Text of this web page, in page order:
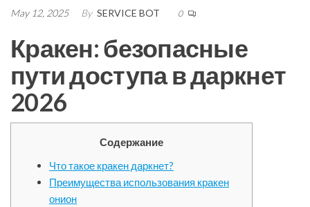
May 12, 2025 By SERVICE BOT 0
Кракен: безопасные
пути доступа в даркнет
2026
Содержание
Что такое кракен даркнет?
Преимущества использования кракен
онион